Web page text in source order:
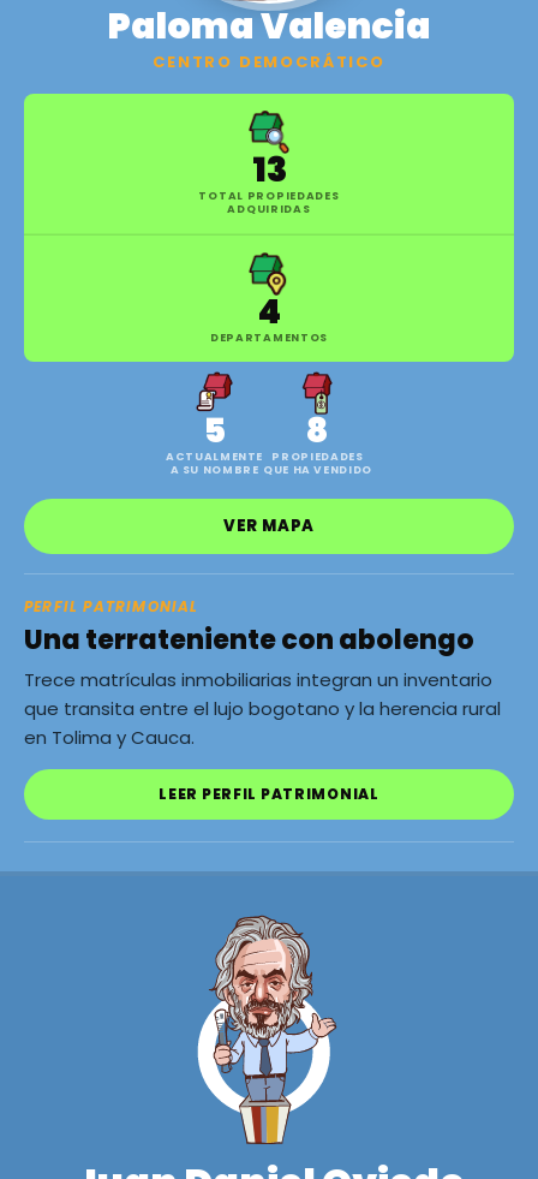
Paloma Valencia
CENTRO DEMOCRÁTICO
13
TOTAL PROPIEDADES
ADQUIRIDAS
4
DEPARTAMENTOS
5
ACTUALMENTE
A SU NOMBRE
8
PROPIEDADES
QUE HA VENDIDO
VER MAPA
PERFIL PATRIMONIAL
Una terrateniente con abolengo
Trece matrículas inmobiliarias integran un inventario
que transita entre el lujo bogotano y la herencia rural
en Tolima y Cauca.
LEER PERFIL PATRIMONIAL